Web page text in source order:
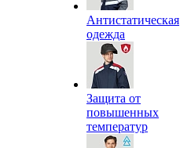
Антистатическая
одежда
Защита от
повышенных
температур